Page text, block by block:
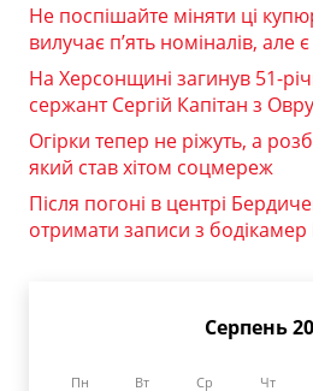
Не поспішайте міняти ці
вилучає п’ять номіналів,
На Херсонщині загинув 51-
сержант Сергій Капітан з
Огірки тепер не ріжуть, а
який став хітом соцмереж
Після погоні в центрі
отримати записи з бодікамер
Серпень
Пн Вт Ср Чт